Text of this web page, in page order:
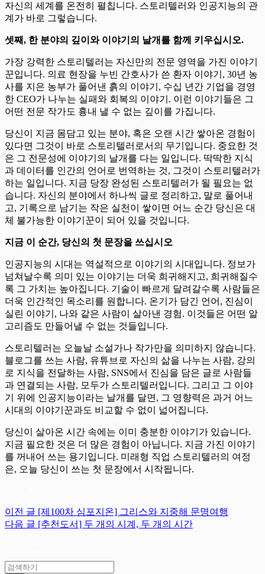
자신의 세계를 온전히 펼칩니다. 스토리텔러와 인공지능의 관
계가 바로 그렇습니다.
셋째, 한 분야의 깊이와 이야기의 날개를 함께 키우십시오.
가장 강력한 스토리텔러는 자신만의 전문 영역을 가진 이야기
꾼입니다. 의료 현장을 누빈 간호사가 쓴 환자 이야기, 30년 농
사를 지은 농부가 풀어낸 흙의 이야기, 수십 년간 기업을 경영
한 CEO가 나누는 실패와 회복의 이야기. 이런 이야기들은 그
어떤 전문 작가도 흉내 낼 수 없는 깊이를 가집니다.
당신이 지금 몸담고 있는 분야, 혹은 오랜 시간 쌓아온 경험이
있다면 그것이 바로 스토리텔러로서의 무기입니다. 중요한 것
은 그 전문성에 이야기의 날개를 다는 일입니다. 딱딱한 지식
과 데이터를 인간의 언어로 번역하는 것, 그것이 스토리텔러가
하는 일입니다. 지금 당장 완성된 스토리텔러가 될 필요는 없
습니다. 자신의 분야에서 하나씩 글로 정리하고, 말로 풀어내
고, 기록으로 남기는 작은 실천이 쌓이면 어느 순간 당신은 대
체 불가능한 이야기꾼이 되어 있을 것입니다.
지금 이 순간, 당신의 첫 문장을 쓰십시오
인공지능의 시대는 역설적으로 이야기의 시대입니다. 정보가
넘쳐날수록 의미 있는 이야기는 더욱 희귀해지고, 희귀해질수
록 그 가치는 높아집니다. 기술이 빠르게 달려갈수록 사람들은
더욱 인간적인 목소리를 원합니다. 온기가 담긴 언어, 진심이
실린 이야기, 나와 같은 사람이 살아낸 경험. 이것들은 어떤 알
고리즘도 만들어낼 수 없는 것들입니다.
스토리텔러는 오늘날 소설가나 작가만을 의미하지 않습니다.
블로그를 쓰는 사람, 유튜브로 자신의 삶을 나누는 사람, 강의
로 지식을 전달하는 사람, SNS에서 진심을 담은 글로 사람들
과 연결되는 사람, 모두가 스토리텔러입니다. 그리고 그 이야
기 위에 인공지능이라는 날개를 달면, 그 영향력은 과거 어느
시대의 이야기꾼과도 비교할 수 없이 넓어집니다.
당신이 살아온 시간 속에는 이미 충분한 이야기가 있습니다.
지금 필요한 것은 더 많은 경험이 아닙니다. 지금 가진 이야기
를 꺼내어 쓰는 용기입니다. 미래형 직업 스토리텔러의 여정
은, 오늘 당신이 쓰는 첫 문장에서 시작됩니다.
이전 글 [제100차 심포지온] 그리스와 지중해 문명여행
다음 글 [추천도서] 두 개의 시계, 두 개의 시간